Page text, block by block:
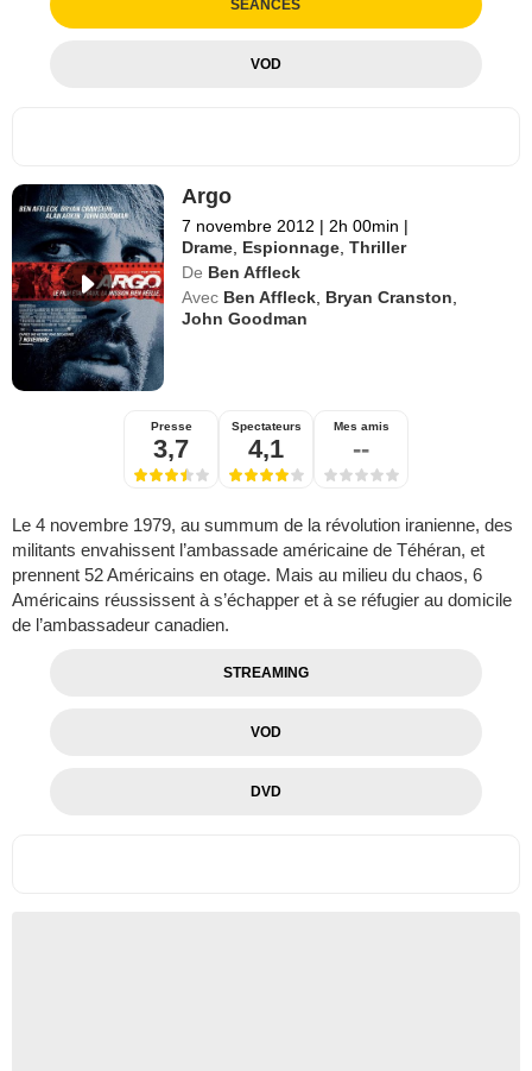
SÉANCES
VOD
Argo
7 novembre 2012 | 2h 00min |
Drame Espionnage ,Thriller
De Ben Affleck
Avec Ben Affleck Bryan Cranston
John Goodman
Presse
3,7
Spectateurs
4,1
Mes amis
--
Le 4 novembre 1979, au summum de la révolution iranienne, des
militants envahissent l’ambassade américaine de Téhéran, et
prennent 52 Américains en otage. Mais au milieu du chaos, 6
Américains réussissent à s’échapper et à se réfugier au domicile
de l’ambassadeur canadien.
STREAMING
VOD
DVD